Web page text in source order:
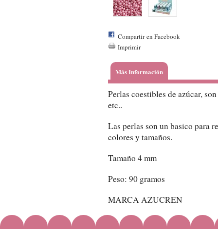
Compartir en Facebook
Imprimir
Más Información
Perlas coestibles de azúcar,
etc..
Las perlas son un basico para
colores y tamaños.
Tamaño 4 mm
Peso: 90 gramos
MARCA AZUCREN